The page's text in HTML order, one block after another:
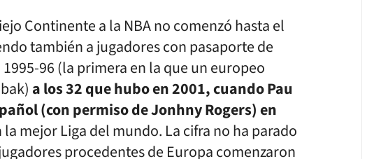
Continente a la NBA no comenzó hasta el
también a jugadores con pasaporte de
96 (la primera en la que un europeo
a los 32 que hubo en 2001, cuando Pau
(con permiso de Jonhny Rogers) en
la mejor Liga del mundo. La cifra no ha parado
procedentes de Europa comenzaron